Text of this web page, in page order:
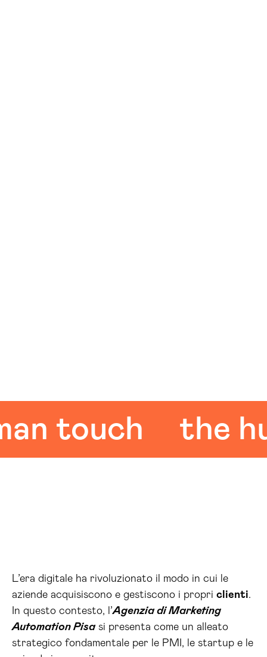
the
L’era digitale ha rivoluzionato il modo in cui le
aziende acquisiscono e gestiscono i propri clienti.
In questo contesto, l’Agenzia di Marketing
Automation Pisasi presenta come un alleato
strategico fondamentale per le PMI, le startup e le